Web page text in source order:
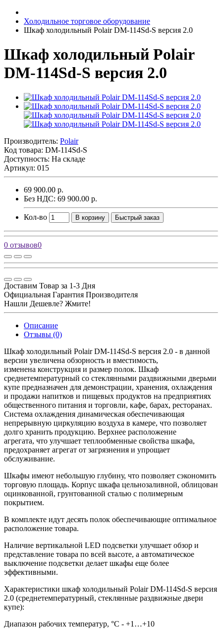
Холодильное торговое оборудование
Шкаф холодильный Polair DM-114Sd-S версия 2.0
Шкаф холодильный Polair
DM-114Sd-S версия 2.0
Производитель: Polair
Код товара: DM-114Sd-S
Доступность: На складе
Артикул: 015
69 900.00 р.
Без НДС: 69 900.00 р.
Кол-во В корзину Быстрый заказ
0 отзывов0
Доставим Товар за 1-3 Дня
Официальная Гарантия Производителя
Нашли Дешевле? Жмите!
Описание
Отзывы (0)
Шкаф холодильный Polair DM-114Sd-S версия 2.0 - в данной
версии увеличена обзорность и вместимость,
изменена конструкция и размер полок. Шкаф
среднетемпературный со стеклянными раздвижными дверьми
купе предназначен для демонстрации, хранения, охлаждения
и продажи напитков и пищевых продуктов на предприятиях
общественного питания и торговли, кафе, барах, ресторанах.
Система охлаждения динамическая обеспечивающая
непрерывную циркуляцию воздуха в камере, что позволяет
долго хранить продукцию. Верхнее расположение
агрегата, что улучшает теплообменные свойства шкафа,
предохраняет агрегат от загрязнения и упрощает
обслуживание.
Шкафы имеют небольшую глубину, что позволяет сэкономить
торговую площадь. Корпус шкафа цельнозаливной, облицован
оцинкованной, грунтованной сталью с полимерным
покрытием.
В комплекте идут десять полок обеспечивающие оптимальное
расположение товара.
Наличие вертикальной LED подсветки улучшает обзор и
представление товара по всей высоте, а автоматическое
выключение подсветки делает шкафы еще более
эффективными.
Характеристики шкаф холодильный Polair DM-114Sd-S версия
2.0 (среднетемпературный, стеклянные раздвижные двери
купе):
Диапазон рабочих температур, °C - +1…+10